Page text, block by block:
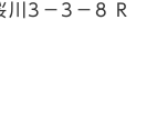
川3－3－8 R